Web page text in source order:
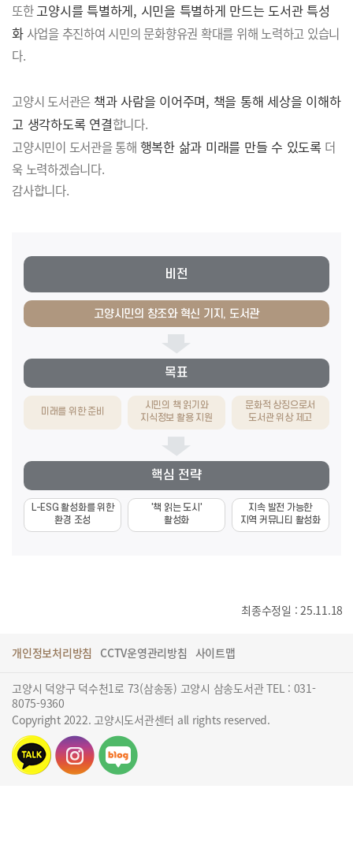
또한고양시를 특별하게, 시민을 특별하게 만드는 도서관 특성
화사업을 추진하여 시민의 문화향유권 확대를 위해 노력하고 있습니
다.
고양시 도서관은 책과 사람을 이어주며, 책을 통해 세상을 이해하
고 생각하도록 연결합니다.
고양시민이 도서관을 통해 행복한 삶과 미래를 만들 수 있도록더
욱 노력하겠습니다.
감사합니다.
비전
고양시민의 창조와 혁신 기지, 도서관
목표
미래를 위한 준비
시민의 책 읽기와
지식정보 활용 지원
문화적 상징으로서
도서관 위상 제고
핵심 전략
L-ESG 활성화를 위한
환경 조성
'책 읽는 도시'
활성화
지속 발전 가능한
지역 커뮤니티 활성화
최종수정일 : 25.11.18
개인정보처리방침 CCTV운영관리방침 사이트맵
고양시 덕양구 덕수천1로 73(삼송동) 고양시 삼송도서관 TEL : 031-
8075-9360
Copyright 2022. 고양시도서관센터 all rights reserved.